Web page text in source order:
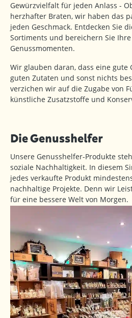
Gewürzvielfalt für jeden Anlass -
herzhafter Braten, wir haben das
jeden Geschmack. Entdecken Sie
Sortiments und bereichern Sie
Genussmomenten.
Wir glauben daran, dass eine gute
guten Zutaten und sonst nichts
verzichen wir auf die Zugabe von
künstliche Zusatzstoffe und
Die Genusshelfer
Unsere Genusshelfer-Produkte
soziale Nachhaltigkeit. In diesem
jedes verkaufte Produkt
nachhaltige Projekte. Denn wir
für eine bessere Welt von Morgen.